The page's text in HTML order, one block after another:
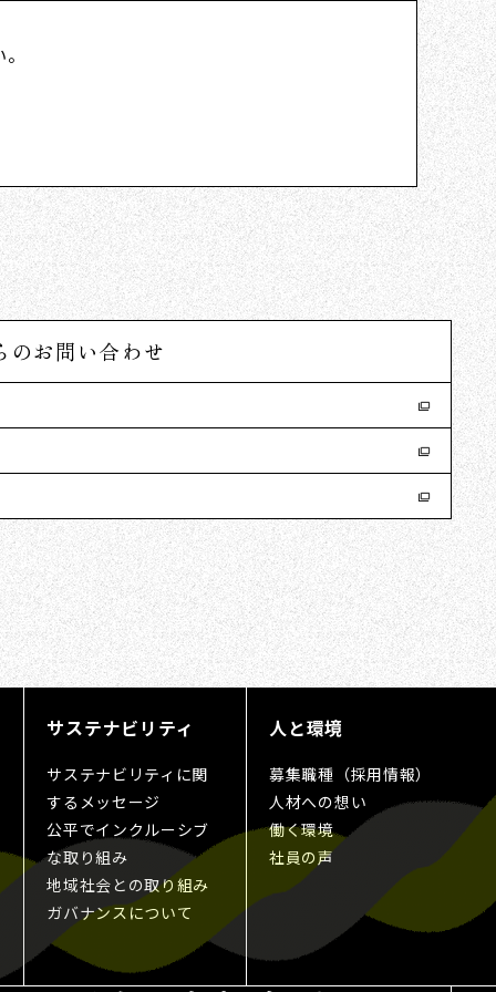
のお問い合わせ
サステナビリティ
サステナビリティに関
するメッセージ
公平でインクルーシブ
な取り組み
地域社会との取り組み
ガバナンスについて
人と環境
募集職種（採用情報）
人材への想い
働く環境
社員の声